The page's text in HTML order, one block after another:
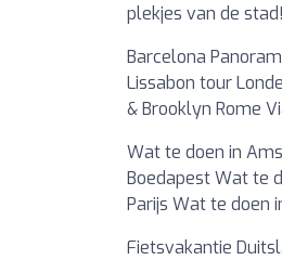
plekjes van de stad!
Barcelona
Lissabon tour
& Brooklyn Rome
Wat te doen in
Boedapest Wat te
Parijs Wat te doen
Fietsvakantie